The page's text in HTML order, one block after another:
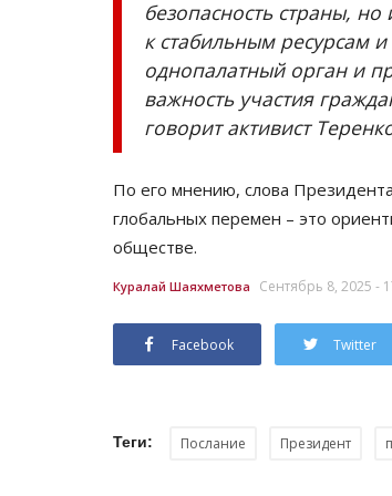
безопасность страны,
к стабильным ресурсам
однопалатный орган и
важность участия
говорит активист
По его мнению, слова
глобальных перемен – это
обществе.
Куралай Шаяхметова Сентябрь 8, 2025 -
Facebook Twitter
Теги: Послание Президент